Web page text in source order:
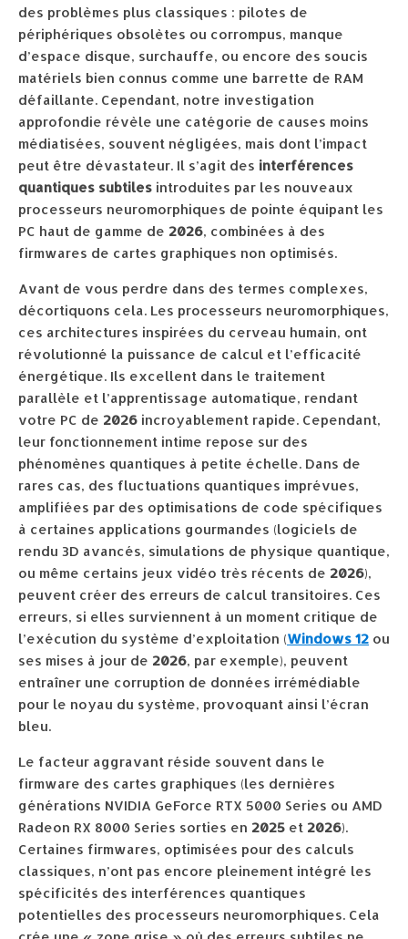
des problèmes plus classiques : pilotes de
périphériques obsolètes ou corrompus, manque
d’espace disque, surchauffe, ou encore des soucis
matériels bien connus comme une barrette de RAM
défaillante. Cependant, notre investigation
approfondie révèle une catégorie de causes moins
médiatisées, souvent négligées, mais dont l’impact
peut être dévastateur. Il s’agit des interférences
quantiques subtiles introduites par les nouveaux
processeurs neuromorphiques de pointe équipant les
PC haut de gamme de 2026, combinées à des
firmwares de cartes graphiques non optimisés.
Avant de vous perdre dans des termes complexes,
décortiquons cela. Les processeurs neuromorphiques,
ces architectures inspirées du cerveau humain, ont
révolutionné la puissance de calcul et l’efficacité
énergétique. Ils excellent dans le traitement
parallèle et l’apprentissage automatique, rendant
votre PC de 2026 incroyablement rapide. Cependant,
leur fonctionnement intime repose sur des
phénomènes quantiques à petite échelle. Dans de
rares cas, des fluctuations quantiques imprévues,
amplifiées par des optimisations de code spécifiques
à certaines applications gourmandes (logiciels de
rendu 3D avancés, simulations de physique quantique,
ou même certains jeux vidéo très récents de 2026),
peuvent créer des erreurs de calcul transitoires. Ces
erreurs, si elles surviennent à un moment critique de
l’exécution du système d’exploitation (Windows 12 ou
ses mises à jour de 2026, par exemple), peuvent
entraîner une corruption de données irrémédiable
pour le noyau du système, provoquant ainsi l’écran
bleu.
Le facteur aggravant réside souvent dans le
firmware des cartes graphiques (les dernières
générations NVIDIA GeForce RTX 5000 Series ou AMD
Radeon RX 8000 Series sorties en 2025 et 2026).
Certaines firmwares, optimisées pour des calculs
classiques, n’ont pas encore pleinement intégré les
spécificités des interférences quantiques
potentielles des processeurs neuromorphiques. Cela